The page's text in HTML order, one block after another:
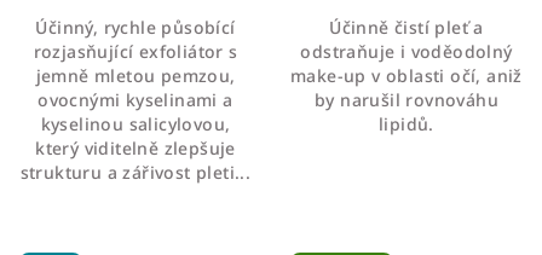
z
5
hvězdiček.
Účinný, rychle působící
rozjasňující exfoliátor s
jemně mletou pemzou,
ovocnými kyselinami a
kyselinou salicylovou,
který viditelně zlepšuje
strukturu a zářivost pleti...
z
5
hvězdiček.
Účinně čistí pleť a
odstraňuje i voděodolný
make-up v oblasti očí, aniž
by narušil rovnováhu
lipidů.